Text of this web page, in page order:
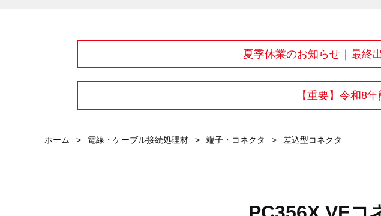
夏季休業のお知らせ｜最終
【重要】令和8
ホーム > 電線・ケーブル接続処理材 > 端子・コネクタ > 差込型コネクタ